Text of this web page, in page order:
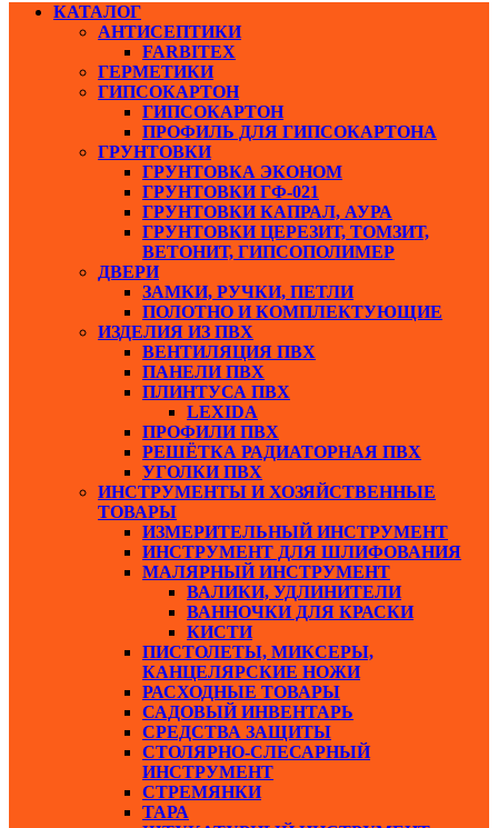
КАТАЛОГ
АНТИСЕПТИКИ
FARBITEX
ГЕРМЕТИКИ
ГИПСОКАРТОН
ГИПСОКАРТОН
ПРОФИЛЬ ДЛЯ ГИПСОКАРТОНА
ГРУНТОВКИ
ГРУНТОВКА ЭКОНОМ
ГРУНТОВКИ ГФ-021
ГРУНТОВКИ КАПРАЛ, АУРА
ГРУНТОВКИ ЦЕРЕЗИТ, ТОМЗИТ,
ВЕТОНИТ, ГИПСОПОЛИМЕР
ДВЕРИ
ЗАМКИ, РУЧКИ, ПЕТЛИ
ПОЛОТНО И КОМПЛЕКТУЮЩИЕ
ИЗДЕЛИЯ ИЗ ПВХ
ВЕНТИЛЯЦИЯ ПВХ
ПАНЕЛИ ПВХ
ПЛИНТУСА ПВХ
LEXIDA
ПРОФИЛИ ПВХ
РЕШЁТКА РАДИАТОРНАЯ ПВХ
УГОЛКИ ПВХ
ИНСТРУМЕНТЫ И ХОЗЯЙСТВЕННЫЕ
ТОВАРЫ
ИЗМЕРИТЕЛЬНЫЙ ИНСТРУМЕНТ
ИНСТРУМЕНТ ДЛЯ ШЛИФОВАНИЯ
МАЛЯРНЫЙ ИНСТРУМЕНТ
ВАЛИКИ, УДЛИНИТЕЛИ
ВАННОЧКИ ДЛЯ КРАСКИ
КИСТИ
ПИСТОЛЕТЫ, МИКСЕРЫ,
КАНЦЕЛЯРСКИЕ НОЖИ
РАСХОДНЫЕ ТОВАРЫ
САДОВЫЙ ИНВЕНТАРЬ
СРЕДСТВА ЗАЩИТЫ
СТОЛЯРНО-СЛЕСАРНЫЙ
ИНСТРУМЕНТ
СТРЕМЯНКИ
ТАРА